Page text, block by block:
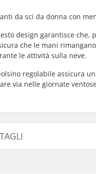
da sci da donna con
design garantisce
che le mani
le attività sulla neve.
regolabile assicura
via nelle giornate